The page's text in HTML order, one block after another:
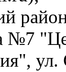
№7
ул.